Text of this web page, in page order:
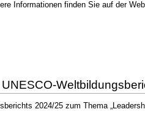
Informationen finden Sie auf der
2024/25 zum Thema